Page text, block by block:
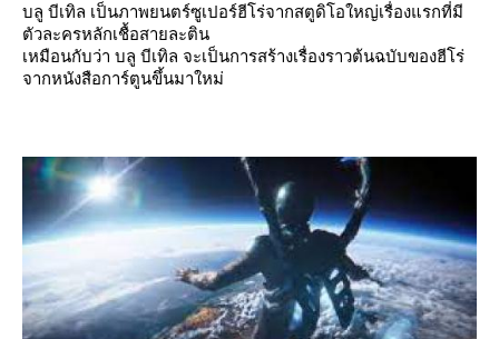
บลู บีเทิล เป็นภาพยนตร์ซูเปอร์ฮีโร่จากสตูดิโอใหญ่เรื่องแรกที่มี
ตัวละครหลักเชื้อสายละติน
เหมือนกับว่า บลู บีเทิล จะเป็นการสร้างเรื่องราวต้นฉบับของฮีโร่
จากหนังสือการ์ตูนขึ้นมาใหม่